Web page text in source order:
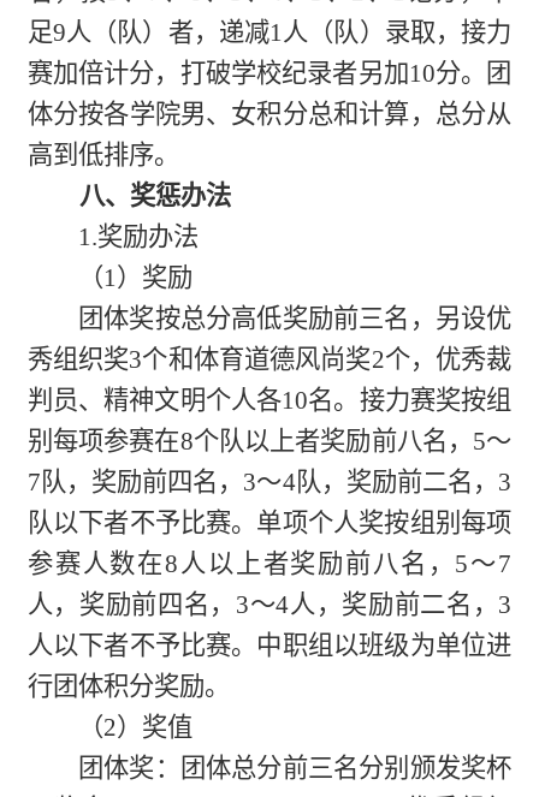
足9人（队）者，递减1人（队）录取，接力
赛加倍计分，打破学校纪录者另加10分。团
体分按各学院男、女积分总和计算，总分从
高到低排序。
八、奖惩办法
1.奖励办法
（1）奖励
团体奖按总分高低奖励前三名，另设优
秀组织奖3个和体育道德风尚奖2个，优秀裁
判员、精神文明个人各10名。接力赛奖按组
别每项参赛在8个队以上者奖励前八名，5～
7队，奖励前四名，3～4队，奖励前二名，3
队以下者不予比赛。单项个人奖按组别每项
参赛人数在8人以上者奖励前八名，5～7
人，奖励前四名，3～4人，奖励前二名，3
人以下者不予比赛。中职组以班级为单位进
行团体积分奖励。
（2）奖值
团体奖：团体总分前三名分别颁发奖杯